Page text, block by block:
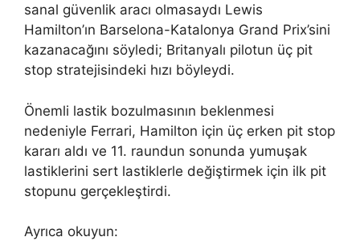
sanal güvenlik aracı olmasaydı Lewis
Hamilton’ın Barselona-Katalonya Grand Prix’sini
kazanacağını söyledi; Britanyalı pilotun üç pit
stop stratejisindeki hızı böyleydi.
Önemli lastik bozulmasının beklenmesi
nedeniyle Ferrari, Hamilton için üç erken pit stop
kararı aldı ve 11. raundun sonunda yumuşak
lastiklerini sert lastiklerle değiştirmek için ilk pit
stopunu gerçekleştirdi.
Ayrıca okuyun: